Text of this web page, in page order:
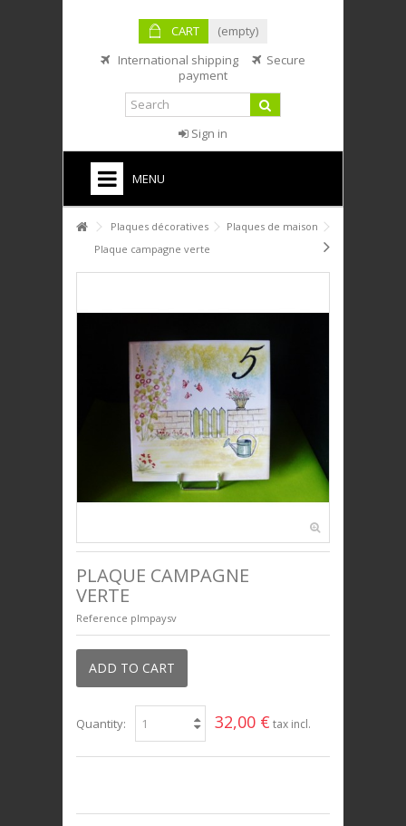
CART
(empty)
International shipping
Secure
payment
Sign in
MENU
HOME
PTIT DÉJ'
PLAQUES DÉCORATIVES
UNIVERS ENFANTS
PRESTIGE
Plaques décoratives
Plaques de maison
Plaque campagne verte
PLAQUE CAMPAGNE
VERTE
Reference plmpaysv
ADD TO CART
Quantity: 32,00 € tax incl.